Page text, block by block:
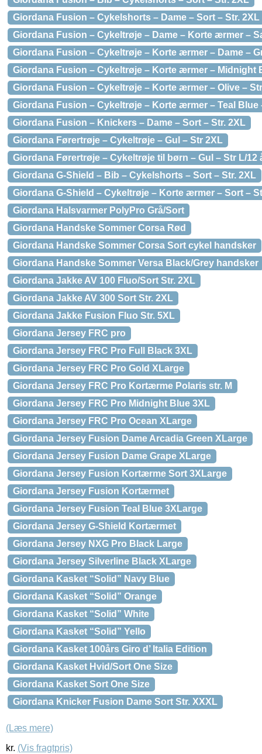
Giordana Fusion – Cykelshorts – Dame – Sort – Str. 2XL
Giordana Fusion – Cykeltrøje – Dame – Korte ærmer –
Giordana Fusion – Cykeltrøje – Korte ærmer – Dame –
Giordana Fusion – Cykeltrøje – Korte ærmer – Midnight
Giordana Fusion – Cykeltrøje – Korte ærmer – Olive –
Giordana Fusion – Cykeltrøje – Korte ærmer – Teal Blue
Giordana Fusion – Knickers – Dame – Sort – Str. 2XL
Giordana Førertrøje – Cykeltrøje – Gul – Str 2XL
Giordana Førertrøje – Cykeltrøje til børn – Gul – Str L/12
Giordana G-Shield – Bib – Cykelshorts – Sort – Str. 2XL
Giordana G-Shield – Cykeltrøje – Korte ærmer – Sort –
Giordana Halsvarmer PolyPro Grå/Sort
Giordana Handske Sommer Corsa Rød
Giordana Handske Sommer Corsa Sort cykel handsker
Giordana Handske Sommer Versa Black/Grey handsker
Giordana Jakke AV 100 Fluo/Sort Str. 2XL
Giordana Jakke AV 300 Sort Str. 2XL
Giordana Jakke Fusion Fluo Str. 5XL
Giordana Jersey FRC pro
Giordana Jersey FRC Pro Full Black 3XL
Giordana Jersey FRC Pro Gold XLarge
Giordana Jersey FRC Pro Kortærme Polaris str. M
Giordana Jersey FRC Pro Midnight Blue 3XL
Giordana Jersey FRC Pro Ocean XLarge
Giordana Jersey Fusion Dame Arcadia Green XLarge
Giordana Jersey Fusion Dame Grape XLarge
Giordana Jersey Fusion Kortærme Sort 3XLarge
Giordana Jersey Fusion Kortærmet
Giordana Jersey Fusion Teal Blue 3XLarge
Giordana Jersey G-Shield Kortærmet
Giordana Jersey NXG Pro Black Large
Giordana Jersey Silverline Black XLarge
Giordana Kasket “Solid” Navy Blue
Giordana Kasket “Solid” Orange
Giordana Kasket “Solid” White
Giordana Kasket “Solid” Yello
Giordana Kasket 100års Giro d’ Italia Edition
Giordana Kasket Hvid/Sort One Size
Giordana Kasket Sort One Size
Giordana Knicker Fusion Dame Sort Str. XXXL
(Læs mere)
kr. (Vis fragtpris)